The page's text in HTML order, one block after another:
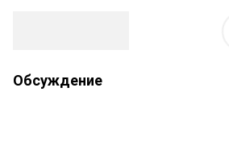
Обсуждение